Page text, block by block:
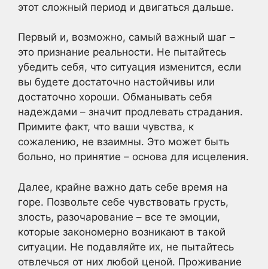
этот сложный период и двигаться дальше.
Первый и, возможно, самый важный шаг –
это признание реальности. Не пытайтесь
убедить себя, что ситуация изменится, если
вы будете достаточно настойчивы или
достаточно хороши. Обманывать себя
надеждами – значит продлевать страдания.
Примите факт, что ваши чувства, к
сожалению, не взаимны. Это может быть
больно, но принятие – основа для исцеления.
Далее, крайне важно дать себе время на
горе. Позвольте себе чувствовать грусть,
злость, разочарование – все те эмоции,
которые закономерно возникают в такой
ситуации. Не подавляйте их, не пытайтесь
отвлечься от них любой ценой. Проживание